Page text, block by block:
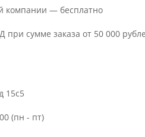
компании — бесплатно
при сумме заказа от 50 000
15с5
(пн - пт)